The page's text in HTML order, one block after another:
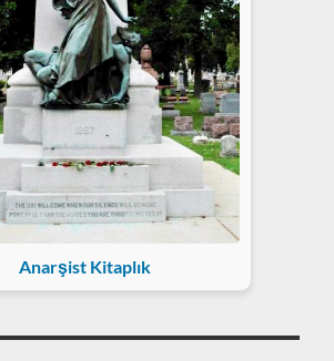
Anarşist Kitaplık